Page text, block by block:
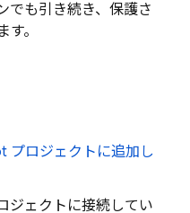
でも引き続き、保護さ
。
プロジェクトに追加し
ジェクトに接続してい